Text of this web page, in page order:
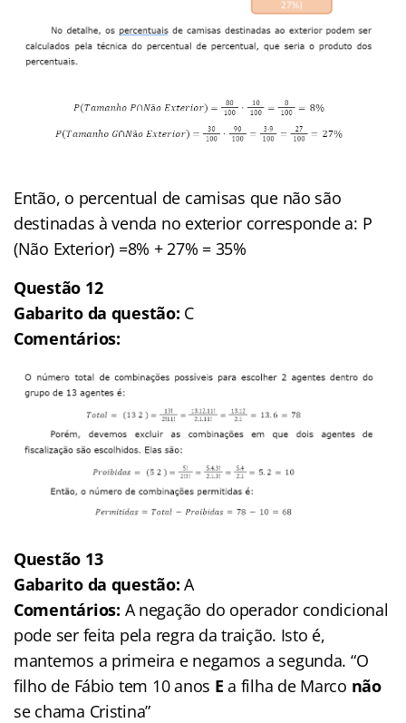
Então, o percentual de camisas que não são
destinadas à venda no exterior corresponde a: P
(Não Exterior) =8% + 27% = 35%
Questão 12
Gabarito da questão: C
Comentários:
Questão 13
Gabarito da questão:A
Comentários: A negação do operador condicional
pode ser feita pela regra da traição. Isto é,
mantemos a primeira e negamos a segunda. “O
filho de Fábio tem 10 anos E a filha de Marco não
se chama Cristina”